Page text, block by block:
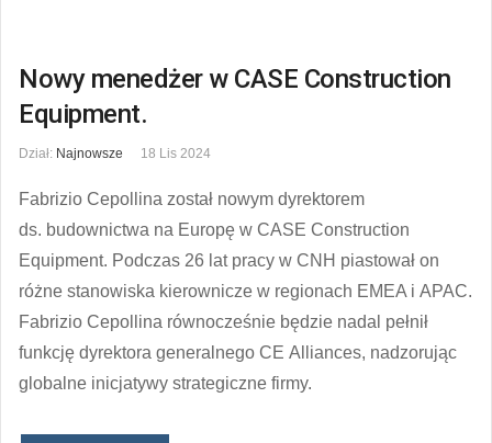
Nowy menedżer w CASE Construction
Equipment.
Dział: Najnowsze 18 Lis 2024
Fabrizio Cepollina został nowym dyrektorem
ds. budownictwa na Europę w CASE Construction
Equipment. Podczas 26 lat pracy w CNH piastował on
różne stanowiska kierownicze w regionach EMEA i APAC.
Fabrizio Cepollina równocześnie będzie nadal pełnił
funkcję dyrektora generalnego CE Alliances, nadzorując
globalne inicjatywy strategiczne firmy.